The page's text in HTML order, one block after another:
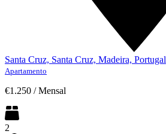
Santa Cruz, Santa Cruz, Madeira, Portugal
Apartamento
€1.250 / Mensal
2